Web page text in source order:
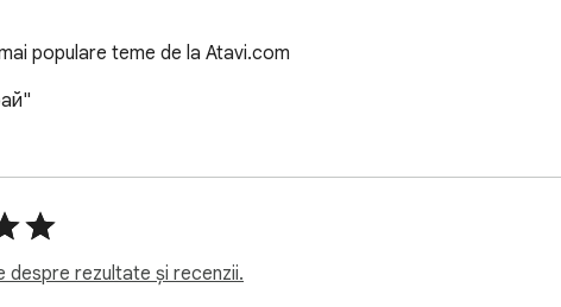
populare teme de la Atavi.com
despre rezultate și recenzii.